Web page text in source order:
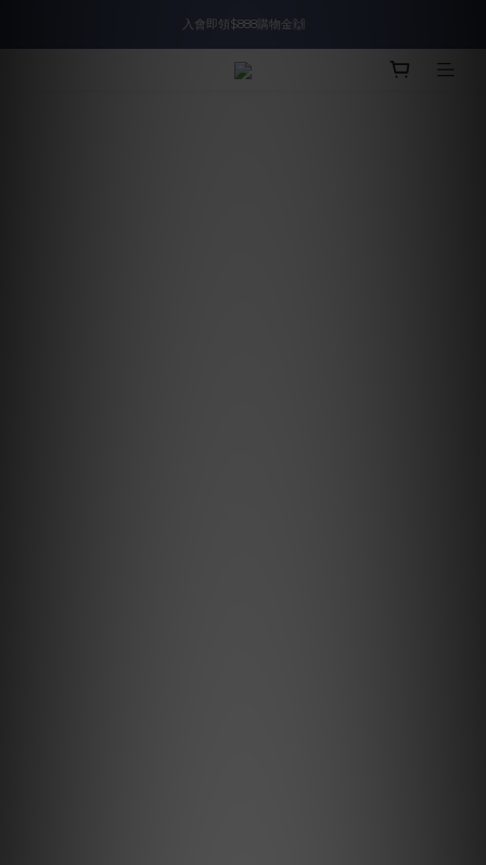
入會即領$888購物金🙌
入會即領$888購物金🙌
送爸好禮🎁$1588起